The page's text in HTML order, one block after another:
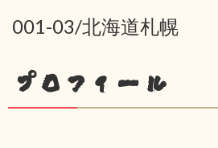
001-03/北海道札幌
プロフィール